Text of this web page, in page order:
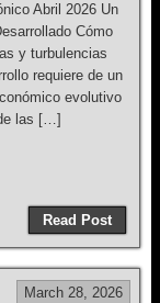
Abril 2026 Un
Cómo
y turbulencias
requiere de un
evolutivo
las […]
ar
e
Read Post
March 28, 2026